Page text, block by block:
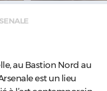
au Bastion Nord au
est un lieu